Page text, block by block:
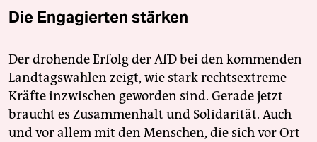
Die Engagierten stärken
Der drohende Erfolg der AfD bei den kommenden
Landtagswahlen zeigt, wie stark rechtsextreme
Kräfte inzwischen geworden sind. Gerade jetzt
braucht es Zusammenhalt und Solidarität. Auch
und vor allem mit den Menschen, die sich vor Ort